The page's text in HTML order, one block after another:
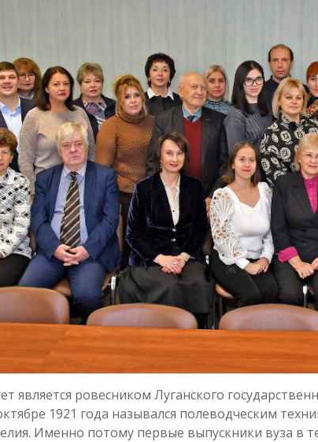
является ровесником Луганского
1921 года назывался полеводческим
Именно потому первые выпускники вуза в